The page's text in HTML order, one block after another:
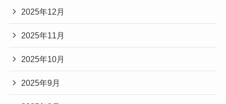
2025年12月
2025年11月
2025年10月
2025年9月